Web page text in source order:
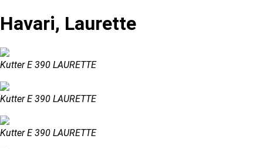
Havari, Laurette
Kutter E 390 LAURETTE
Kutter E 390 LAURETTE
Kutter E 390 LAURETTE